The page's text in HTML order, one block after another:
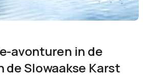
avonturen in de
de Slowaakse Karst